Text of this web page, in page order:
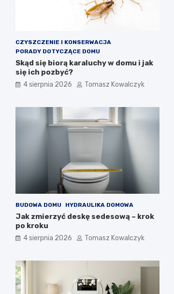
CZYSZCZENIE I KONSERWACJA
PORADY DOTYCZĄCE DOMU
Skąd się biorą karaluchy w domu i jak
się ich pozbyć?
4 sierpnia 2026 Tomasz Kowalczyk
BUDOWA DOMU HYDRAULIKA DOMOWA
Jak zmierzyć deskę sedesową – krok
po kroku
4 sierpnia 2026 Tomasz Kowalczyk